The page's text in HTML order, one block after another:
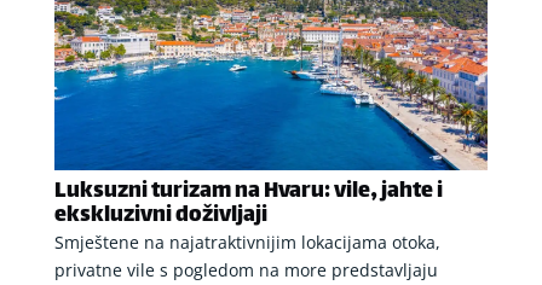
Luksuzni turizam na Hvaru: vile, jahte i
ekskluzivni doživljaji
Smještene na najatraktivnijim lokacijama otoka,
privatne vile s pogledom na more predstavljaju